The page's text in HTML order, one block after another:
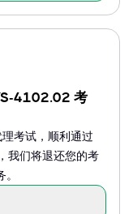
4102.02 考
考试，顺利通过
我们将退还您的考